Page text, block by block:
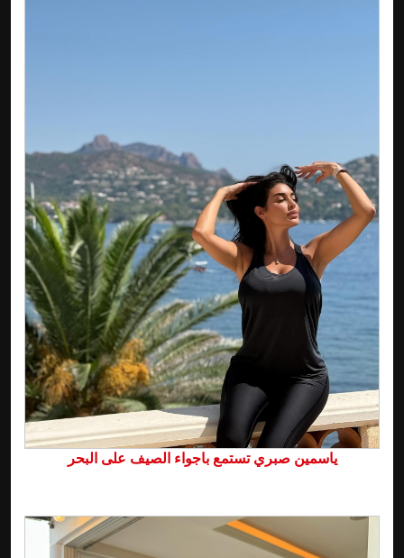
ياسمين صبري تستمع باجواء الصيف على البحر